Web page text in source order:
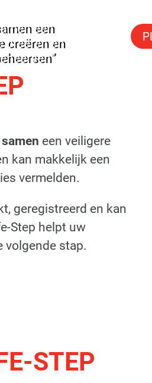
een
creëren en
samen een veiligere
kan makkelijk een
vermelden.
geregistreerd en kan
Step helpt uw
volgende stap.
STEP